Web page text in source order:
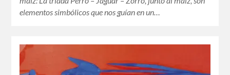
elementos simbólicos que nos guían en un…